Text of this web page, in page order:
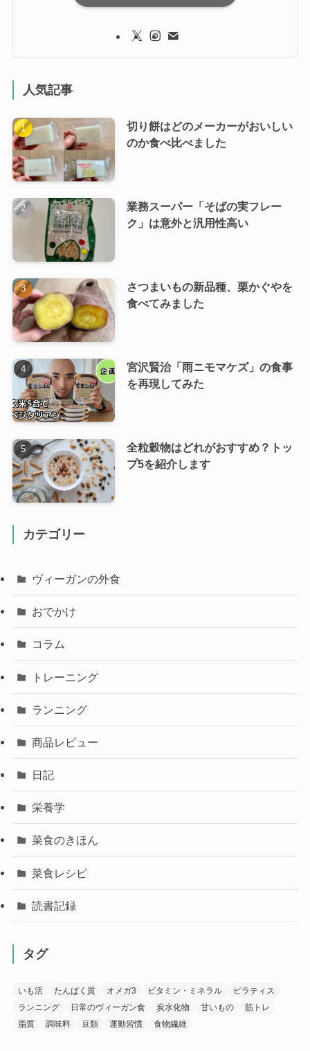
人気記事
切り餅はどのメーカーがおいしい
のか食べ比べました
業務スーパー「そばの実フレー
ク」は意外と汎用性高い
さつまいもの新品種、栗かぐやを
食べてみました
宮沢賢治「雨ニモマケズ」の食事
を再現してみた
全粒穀物はどれがおすすめ？トッ
プ5を紹介します
カテゴリー
ヴィーガンの外食
おでかけ
コラム
トレーニング
ランニング
商品レビュー
日記
栄養学
菜食のきほん
菜食レシピ
読書記録
タグ
いも活 たんぱく質 オメガ3 ビタミン・ミネラル
ピラティス
ランニング
日常のヴィーガン食 炭水化物 甘いもの
筋トレ
脂質
調味料 豆類 運動習慣 食物繊維